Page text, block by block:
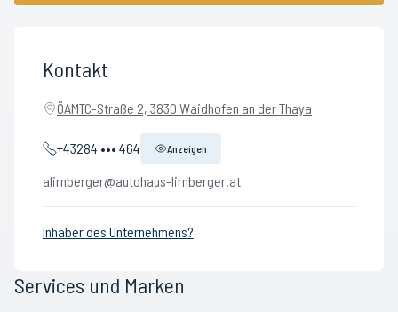
Kontakt
ÖAMTC-Straße 2, 3830 Waidhofen an der Thaya
+43284 ••• 464 Anzeigen
alirnberger@autohaus-lirnberger.at
Inhaber des Unternehmens?
Services und Marken